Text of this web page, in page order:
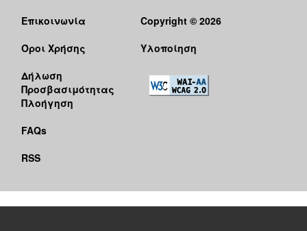
Επικοινωνία
Όροι Χρήσης
Δήλωση
Προσβασιμότητας
Πλοήγηση
FAQs
RSS
Copyright © 2026
Υλοποίηση